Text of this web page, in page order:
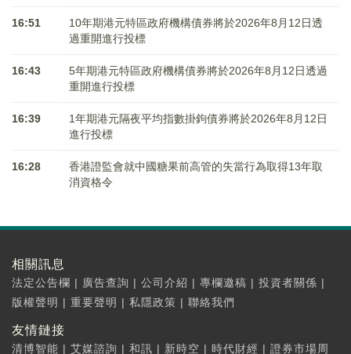
16:51
10年期港元特區政府機構債券將於2026年8月12日透
過重開進行投標
16:43
5年期港元特區政府機構債券將於2026年8月12日透過
重開進行投標
16:39
1年期港元隔夜平均指數掛鉤債券將於2026年8月12日
進行投標
16:28
香港證監會就中國糖果前高管的失當行為取得13年取
消資格令
相關訊息
法定公告欄 | 廣告查詢 | 公司介紹 | 專欄邀稿 | 投資者關係 |
版權聲明 | 重要聲明 | 私隱政策 | 聯絡我們
友情鏈接
清博智能 | 艾媒諮詢 | 和訊 | 新時空 | 時代財經 | 證券市場周